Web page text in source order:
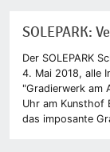
SOLEPARK:
Der SOLEPARK
4. Mai 2018, alle
"Gradierwerk am
Uhr am Kunsthof
das imposante